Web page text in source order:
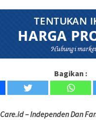
Bagikan :
Care.id – Independen Dan